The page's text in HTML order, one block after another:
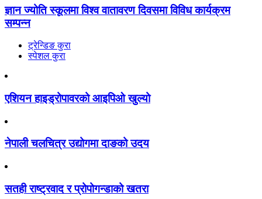
ज्ञान ज्योति स्कूलमा विश्व वातावरण दिवसमा विविध कार्यक्रम
सम्पन्न
ट्रेन्डिङ कुरा
स्पेशल कुरा
एशियन हाइड्रोपावरको आइपिओ खुल्यो
नेपाली चलचित्र उद्योगमा दाङको उदय
सतही राष्ट्रवाद र प्रोपोगन्डाको खतरा